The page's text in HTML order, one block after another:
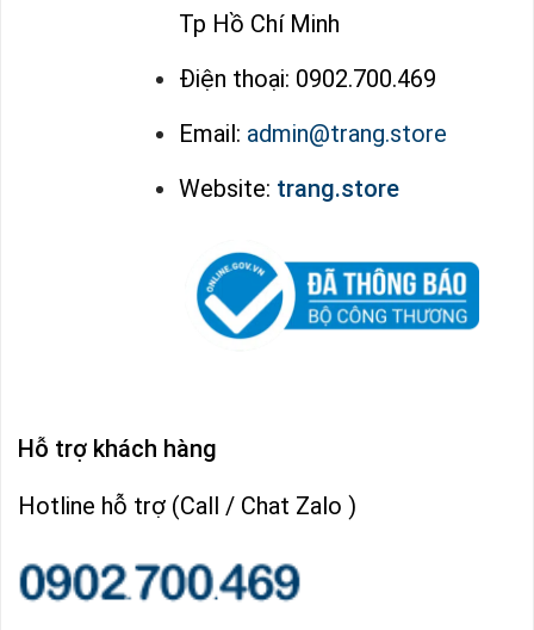
Tp Hồ Chí Minh
Điện thoại: 0902.700.469
Email: admin@trang.store
Website: trang.store
Hỗ trợ khách hàng
Hotline hỗ trợ (Call / Chat Zalo )